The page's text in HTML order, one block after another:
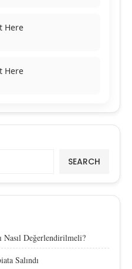
Here
Here
SEARCH
Nasıl Değerlendirilmeli?
Salındı